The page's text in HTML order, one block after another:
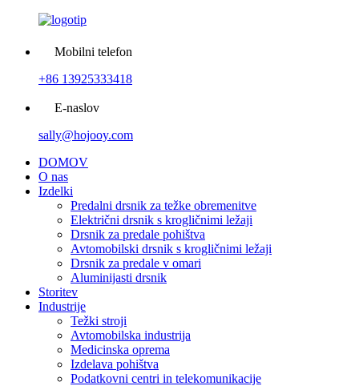
Mobilni telefon
+86 13925333418
E-naslov
sally@hojooy.com
DOMOV
O nas
Izdelki
Predalni drsnik za težke obremenitve
Električni drsnik s krogličnimi ležaji
Drsnik za predale pohištva
Avtomobilski drsnik s krogličnimi ležaji
Drsnik za predale v omari
Aluminijasti drsnik
Storitev
Industrije
Težki stroji
Avtomobilska industrija
Medicinska oprema
Izdelava pohištva
Podatkovni centri in telekomunikacije